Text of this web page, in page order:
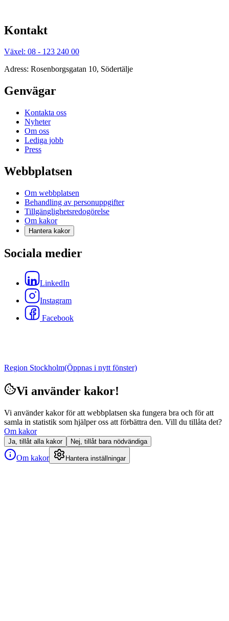
Kontakt
Växel: 08 - 123 240 00
Adress: Rosenborgsgatan 10, Södertälje
Genvägar
Kontakta oss
Nyheter
Om oss
Lediga jobb
Press
Webbplatsen
Om webbplatsen
Behandling av personuppgifter
Tillgänglighetsredogörelse
Om kakor
Hantera kakor
Sociala medier
LinkedIn
Instagram
Facebook
Region Stockholm(Öppnas i nytt fönster)
Vi använder kakor!
Vi använder kakor för att webbplatsen ska fungera bra och för att
samla in statistik som hjälper oss att förbättra den. Vill du tillåta det?
Om kakor
Ja, tillåt alla kakor Nej, tillåt bara nödvändiga
Om kakor Hantera inställningar